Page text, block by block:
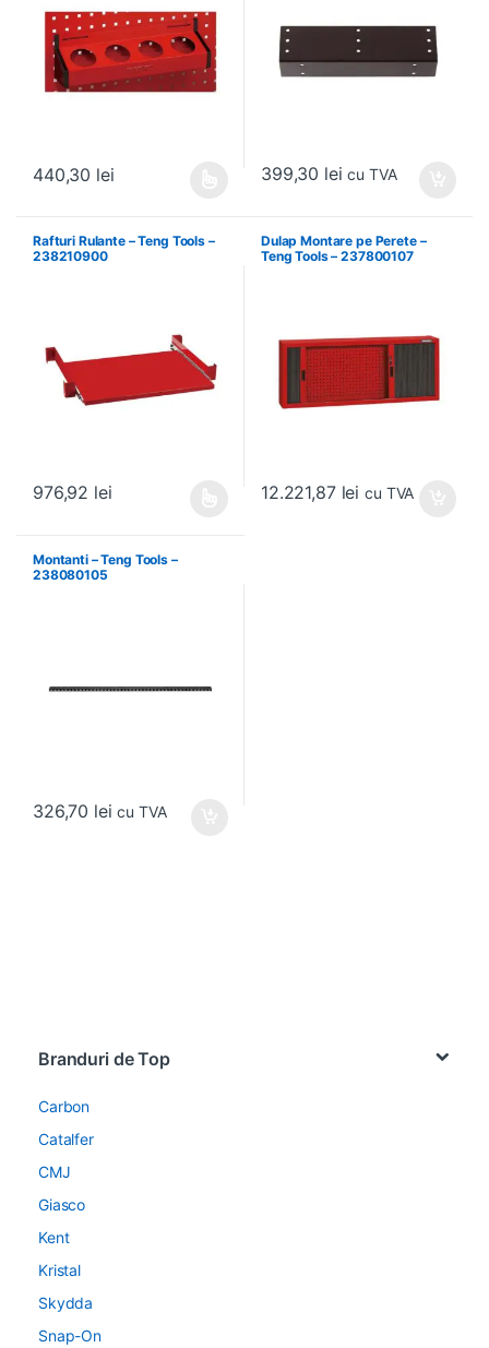
440,30 lei 399,30 lei cu TVA
Rafturi Rulante – Teng Tools –
238210900
976,92 lei
Dulap Montare pe Perete –
Teng Tools – 237800107
12.221,87 lei cu TVA
Montanti – Teng Tools –
238080105
326,70 lei cu TVA
Branduri de Top
Carbon
Catalfer
CMJ
Giasco
Kent
Kristal
Skydda
Snap-On